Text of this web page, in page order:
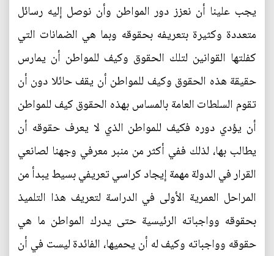
يجب علينا أن نعزز دور المواطن وأن نوصل إليه رسائل
متعددة وكثيرة بتعريفه بحقوقه وبما هي الضمانات التي
كفلتها القوانين لتلك الحقوق وكيف للمواطن أن يمارس
حقيقة هذه الحقوق وكيف للمواطن أن يقف حائلا دون أن
تقوم السلطات العامة بالمساس بهذه الحقوق كيف للمواطن
أن يؤدي دوره فكيف للمواطن الذي لا يعرف حقوقه أن
يطالب بها، لذلك ففي أكثر من منبر معرفي وجهنا لصانعي
القرار في الدولة مهمة إيجاد كراسي تعريفي بسيط يبدأ من
المراحل العمرية الأولى في الدراسة لتعريف هذا التلميذ
بحقوقه وواجباته الرئيسية حتى يدرك المواطن ما هي
حقوقه وواجباته وكيف له أن يحميها، الفائدة ليست في أن